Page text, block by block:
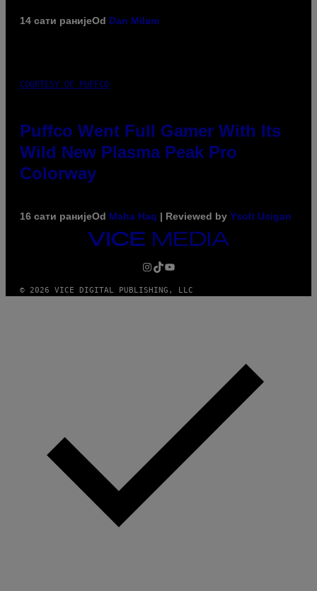
14 сати ранијеOd Dan Milam
COURTESY OF PUFFCO
Puffco Went Full Gamer With Its
Wild New Plasma Peak Pro
Colorway
16 сати ранијеOd Maha Haq | Reviewed by Ysolt Usigan
VICE
MEDIA
INSTAGRAM
TIKTOK
YOUTUBE
© 2026 VICE DIGITAL PUBLISHING, LLC